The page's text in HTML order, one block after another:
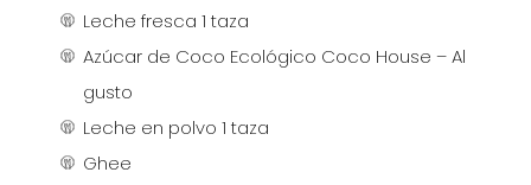
Leche fresca 1 taza
Azúcar de Coco Ecológico Coco House – Al
gusto
Leche en polvo 1 taza
Ghee